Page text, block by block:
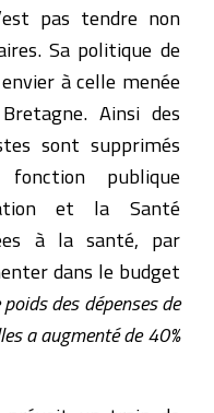
pas tendre non
Sa politique de
à celle menée
Ainsi des
sont supprimés
publique
et la Santé
à la santé, par
dans le budget
des dépenses de
a augmenté de 40%